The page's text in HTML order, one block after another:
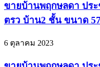
ขายบ้านพฤกษลดา ปร
ตรว บ้าน2 ชั้น ขนาด
6 ตุลาคม 2023